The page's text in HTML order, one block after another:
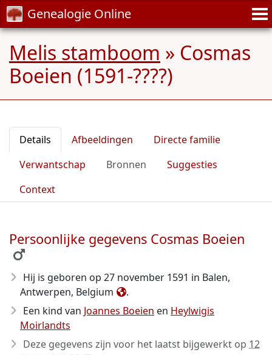
Genealogie Online
Melis stamboom » Cosmas
Boeien (1591-????)
Details Afbeeldingen
Directe familie
Verwantschap
Bronnen
Suggesties
Context
Persoonlijke gegevens Cosmas Boeien
Hij is geboren op 27 november 1591 in Balen,
Antwerpen, Belgium
.
Een kind van Joannes Boeien en Heylwigis
Moirlandts
Deze gegevens zijn voor het laatst bijgewerkt op 12